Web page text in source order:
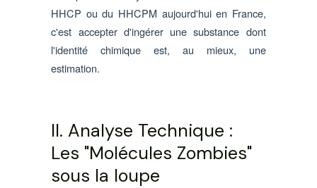
HHCP ou du HHCPM aujourd'hui en France,
c'est accepter d'ingérer une substance dont
l'identité chimique est, au mieux, une
estimation.
II. Analyse Technique :
Les "Molécules Zombies"
sous la loupe